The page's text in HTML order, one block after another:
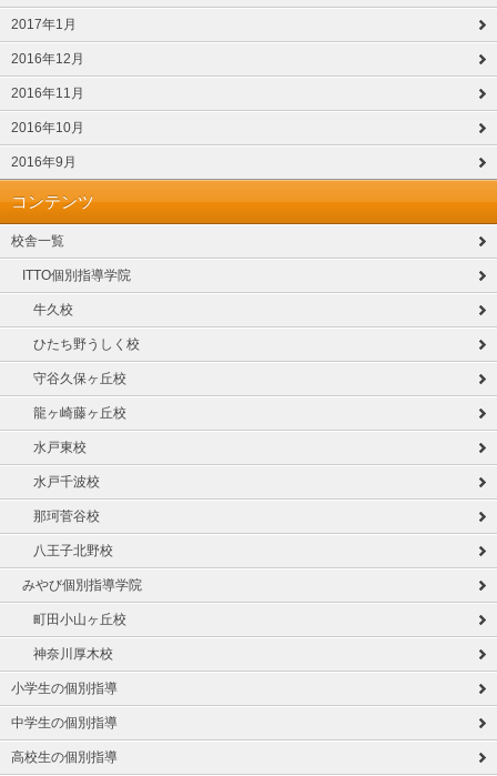
2017年1月
2016年12月
2016年11月
2016年10月
2016年9月
コンテンツ
校舎一覧
ITTO個別指導学院
牛久校
ひたち野うしく校
守谷久保ヶ丘校
龍ヶ崎藤ヶ丘校
水戸東校
水戸千波校
那珂菅谷校
八王子北野校
みやび個別指導学院
町田小山ヶ丘校
神奈川厚木校
小学生の個別指導
中学生の個別指導
高校生の個別指導